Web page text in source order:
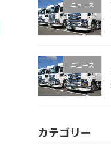
ニュース
ニュース
カテゴリー